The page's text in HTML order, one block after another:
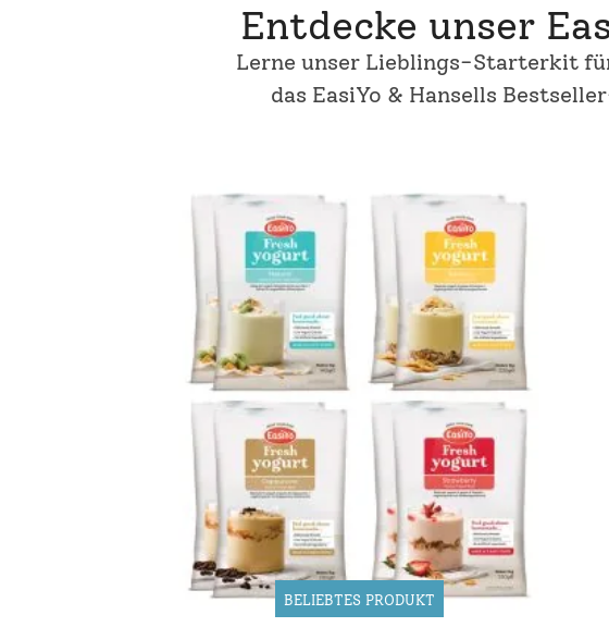
Entdecke unser
Lerne unser Lieblings-Starterkit
das EasiYo & Hansells
BELIEBTES PRODUKT